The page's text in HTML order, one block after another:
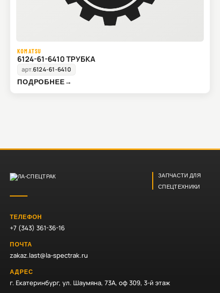
KOMATSU
6124-61-6410 ТРУБКА
арт.6124-61-6410
ПОДРОБНЕЕ→
ЗАПЧАСТИ ДЛЯ
СПЕЦТЕХНИКИ
ТЕЛЕФОН
+7 (343) 361-36-16
ПОЧТА
zakaz.last@la-spectrak.ru
АДРЕС
г. Екатеринбург, ул. Шаумяна, 73А, оф 309, 3-й этаж